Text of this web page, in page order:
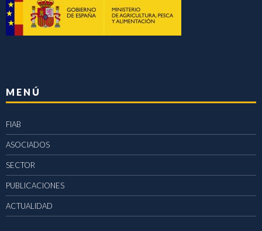
MENÚ
FIAB
ASOCIADOS
SECTOR
PUBLICACIONES
ACTUALIDAD